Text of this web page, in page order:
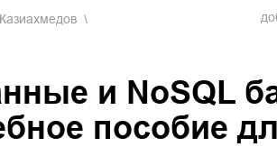
и NoSQL
пособие